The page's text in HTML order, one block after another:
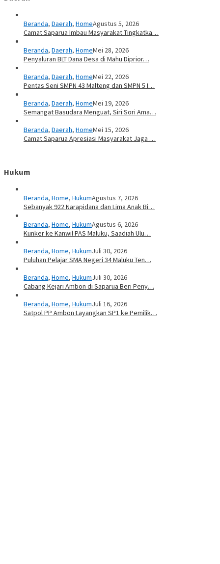
Beranda, Daerah, HomeAgustus 5, 2026
Camat Saparua Imbau Masyarakat Tingkatka…
Beranda, Daerah, HomeMei 28, 2026
Penyaluran BLT Dana Desa di Mahu Diprior…
Beranda, Daerah, HomeMei 22, 2026
Pentas Seni SMPN 43 Malteng dan SMPN 5 I…
Beranda, Daerah, HomeMei 19, 2026
Semangat Basudara Menguat, Siri Sori Ama…
Beranda, Daerah, HomeMei 15, 2026
Camat Saparua Apresiasi Masyarakat Jaga …
Hukum
Beranda, Home, HukumAgustus 7, 2026
Sebanyak 922 Narapidana dan Lima Anak Bi…
Beranda, Home, HukumAgustus 6, 2026
Kunker ke Kanwil PAS Maluku, Saadiah Ulu…
Beranda, Home, HukumJuli 30, 2026
Puluhan Pelajar SMA Negeri 34 Maluku Ten…
Beranda, Home, HukumJuli 30, 2026
Cabang Kejari Ambon di Saparua Beri Peny…
Beranda, Home, HukumJuli 16, 2026
Satpol PP Ambon Layangkan SP1 ke Pemilik…